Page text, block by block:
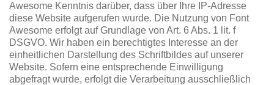
Awesome Kenntnis darüber, dass über Ihre IP-Adresse
diese Website aufgerufen wurde. Die Nutzung von Font
Awesome erfolgt auf Grundlage von Art. 6 Abs. 1 lit. f
DSGVO. Wir haben ein berechtigtes Interesse an der
einheitlichen Darstellung des Schriftbildes auf unserer
Website. Sofern eine entsprechende Einwilligung
abgefragt wurde, erfolgt die Verarbeitung ausschließlich